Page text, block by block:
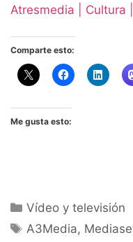
Atresmedia | Cultura
Comparte esto:
Me gusta esto:
Categorías
Vídeo y televisión
Etiquetas
A3Media,